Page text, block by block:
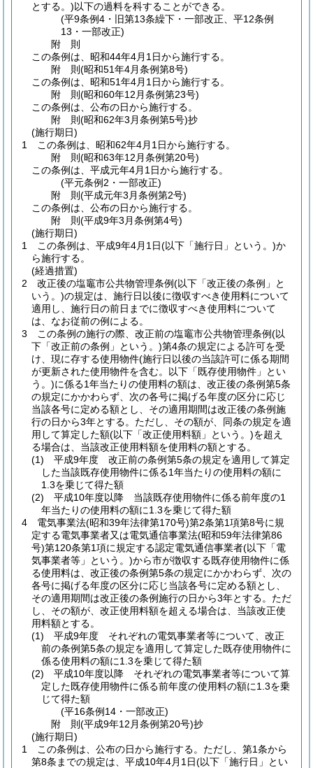
とする。)以下の過料を科することができる。
(平9条例4・旧第13条繰下・一部改正、平12条例
13・一部改正)
附 則
この条例は、昭和44年4月1日から施行する。
附 則(昭和51年4月条例第8号)
この条例は、昭和51年4月1日から施行する。
附 則(昭和60年12月条例第23号)
この条例は、公布の日から施行する。
附 則(昭和62年3月条例第5号)抄
(施行期日)
1
この条例は、昭和62年4月1日から施行する。
附 則(昭和63年12月条例第20号)
この条例は、平成元年4月1日から施行する。
(平元条例2・一部改正)
附 則(平成元年3月条例第2号)
この条例は、公布の日から施行する。
附 則(平成9年3月条例第4号)
(施行期日)
1
この条例は、平成9年4月1日(以下「施行日」という。)か
ら施行する。
(経過措置)
2
改正後の塩竈市公共物管理条例(以下「改正後の条例」と
いう。)の規定は、施行日以後に徴収すべき使用料について
適用し、施行日の前日までに徴収すべき使用料について
は、なお従前の例による。
3
この条例の施行の際、改正前の塩竈市公共物管理条例(以
下「改正前の条例」という。)第4条の規定による許可を受
け、現に存する使用物件(施行日以後の当該許可に係る期間
が更新された使用物件を含む。以下「既存使用物件」とい
う。)に係る1年当たりの使用料の額は、改正後の条例第5条
の規定にかかわらず、次の各号に掲げる年度の区分に応じ
当該各号に定める額とし、その適用期間は改正後の条例施
行の日から3年とする。 ただし、その額が、同条の規定を適
用して算定した額(以下「改正使用料額」という。)を超え
る場合は、当該改正使用料額を使用料の額とする。
(1)
平成9年度 改正前の条例第5条の規定を適用して算定
した当該既存使用物件に係る1年当たりの使用料の額に
1.3を乗じて得た額
(2)
平成10年度以降 当該既存使用物件に係る前年度の1
年当たりの使用料の額に1.3を乗じて得た額
4
電気事業法(昭和39年法律第170号)第2条第1項第8号に規
定する電気事業者又は電気通信事業法(昭和59年法律第86
号)第120条第1項に規定する認定電気通信事業者(以下「電
気事業者等」という。)から市が徴収する既存使用物件に係
る使用料は、改正後の条例第5条の規定にかかわらず、次の
各号に掲げる年度の区分に応じ当該各号に定める額とし、
その適用期間は改正後の条例施行の日から3年とする。 ただ
し、その額が、改正使用料額を超える場合は、当該改正使
用料額とする。
(1)
平成9年度 それぞれの電気事業者等について、改正
前の条例第5条の規定を適用して算定した既存使用物件に
係る使用料の額に1.3を乗じて得た額
(2)
平成10年度以降 それぞれの電気事業者等について算
定した既存使用物件に係る前年度の使用料の額に1.3を乗
じて得た額
(平16条例14・一部改正)
附 則(平成9年12月条例第20号)抄
(施行期日)
1
この条例は、公布の日から施行する。 ただし、第1条から
第8条までの規定は、平成10年4月1日(以下「施行日」とい